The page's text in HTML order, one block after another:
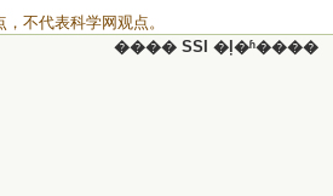
不代表科学网观点。
���� SSI �ļ�ʱ����